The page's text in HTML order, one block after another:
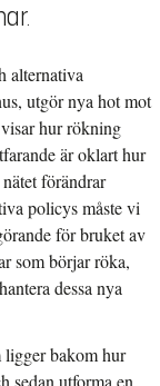
alternativa
utgör nya hot mot
hur rökning
är oklart hur
förändrar
policys måste vi
för bruket av
som börjar röka,
dessa nya
bakom hur
sedan utforma en